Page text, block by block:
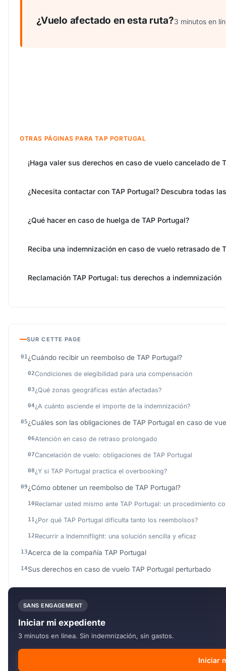
¿Vuelo afectado en esta ruta?3 minutos en
OTRAS PÁGINAS PARA TAP PORTUGAL
¡Haga valer sus derechos en caso de vuelo cancelado de
¿Necesita contactar con TAP Portugal? Descubra todas
¿Qué hacer en caso de huelga de TAP Portugal?
Reciba una indemnización en caso de vuelo retrasado de
Reclamación TAP Portugal: tus derechos a indemnización
SUR CETTE PAGE
¿Cuándo recibir un reembolso de TAP Portugal?
Condiciones de elegibilidad para una compensación
¿Qué zonas geográficas están afectadas?
¿A cuánto asciende el importe de la indemnización?
¿Cuáles son las obligaciones de TAP Portugal en caso de
Atención en caso de retraso prolongado
Cancelación de vuelo: obligaciones de TAP Portugal
¿Y si TAP Portugal practica el overbooking?
¿Cómo obtener un reembolso de TAP Portugal?
Reclamar usted mismo ante TAP Portugal: un procedimiento
¿Por qué TAP Portugal dificulta tanto los reembolsos?
Recurrir a Indemniflight: una solución sencilla y eficaz
Acerca de la compañía TAP Portugal
Sus derechos en caso de vuelo TAP Portugal perturbado
SANS ENGAGEMENT
Iniciar mi expediente
3 minutos en línea. Sin indemnización, sin gastos.
Iniciar